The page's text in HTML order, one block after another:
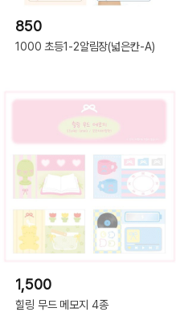
850
1000 초등1-2알림장(넓은칸-A)
1,500
힐링 무드 메모지 4종